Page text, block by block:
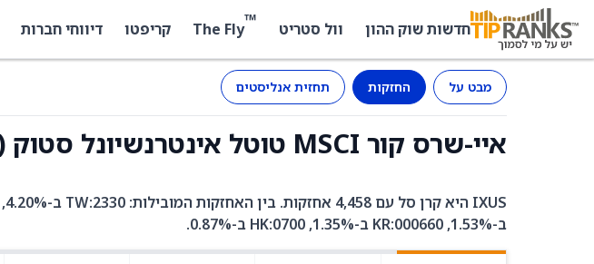
חדשות שוק ההון וול סטריט ™
The Fly קריפטו דיווחי חברות
מבט על החזקות תחזית אנליסטים
איי-שרס קור MSCI טוטל אינטרנשיונל סטוק (IXUS) - החזקות
ב-1.53%, KR:000660 ב-1.35%, HK:0700 ב-0.87%.